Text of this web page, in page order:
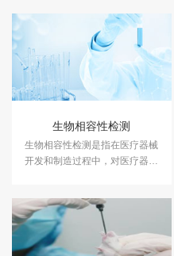
生物相容性检测
生物相容性检测是指在医疗器械
开发和制造过程中，对医疗器械